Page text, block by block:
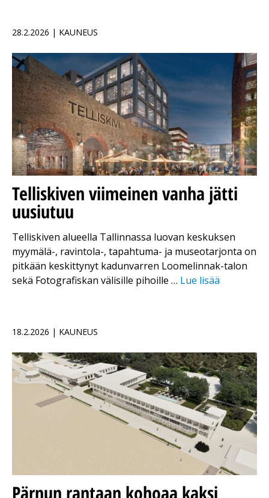
28.2.2026 | KAUNEUS
Telliskiven viimeinen vanha jätti
uusiutuu
Telliskiven alueella Tallinnassa luovan keskuksen
myymälä-, ravintola-, tapahtuma- ja museotarjonta on
pitkään keskittynyt kadunvarren Loomelinnak-talon
sekä Fotografiskan välisille pihoille … Lue lisää
18.2.2026 | KAUNEUS
Pärnun rantaan kohoaa kaksi